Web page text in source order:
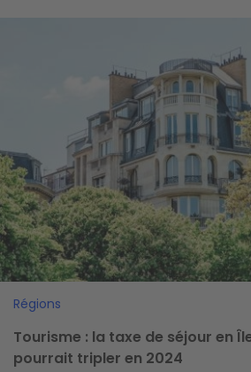
Régions
Tourisme : la taxe de séjour en
pourrait tripler en 2024